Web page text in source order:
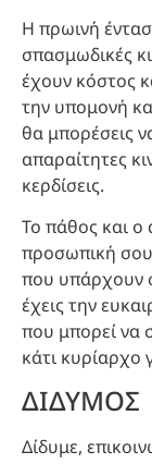
Η πρωινή
σπασμωδικές
έχουν κόστος
την υπομονή
θα μπορέσεις
απαραίτητες
κερδίσεις.
Το πάθος και ο
προσωπική σου
που υπάρχουν
έχεις την
που μπορεί να
κάτι κυρίαρχο
ΔΙΔΥΜΟΣ
Δίδυμε,